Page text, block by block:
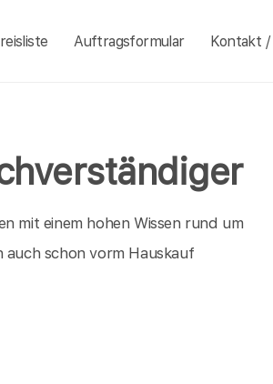
Auftragsformular Kontakt
mit einem hohen Wissen rund um
schon vorm Hauskauf